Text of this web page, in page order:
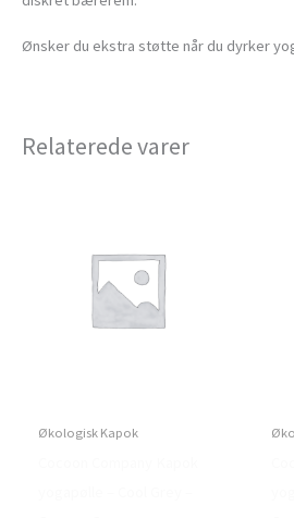
Ønsker du ekstra støtte når du dyrker
Relaterede varer
Økologisk Kapok